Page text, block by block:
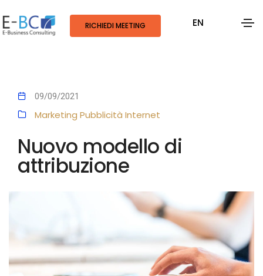
RICHIEDI MEETING EN
09/09/2021
Marketing Pubblicità Internet
Nuovo modello di
attribuzione